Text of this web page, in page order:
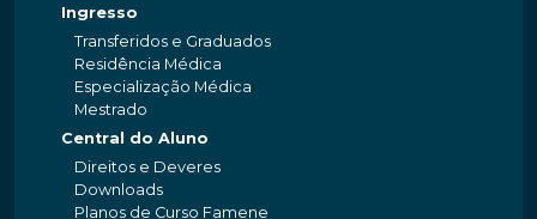
Ingresso
Transferidos e Graduados
Residência Médica
Especialização Médica
Mestrado
Central do Aluno
Direitos e Deveres
Downloads
Planos de Curso Famene